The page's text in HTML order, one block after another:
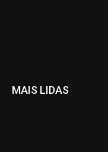
MAIS LIDAS